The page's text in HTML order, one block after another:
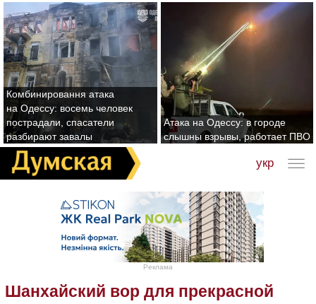
Комбинировання атака
на Одессу: восемь человек
пострадали, спасатели
разбирают завалы
Атака на Одессу: в городе
слышны взрывы, работает ПВО
укр
Реклама
Шанхайский вор для прекрасной